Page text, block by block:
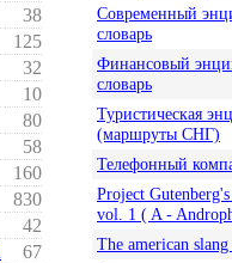
38
125
32
10
80
58
160
830
42
67
Современный
словарь
Финансовый
словарь
Туристическая
(маршруты СНГ)
Телефонный
Project
vol. 1 ( A -
The american